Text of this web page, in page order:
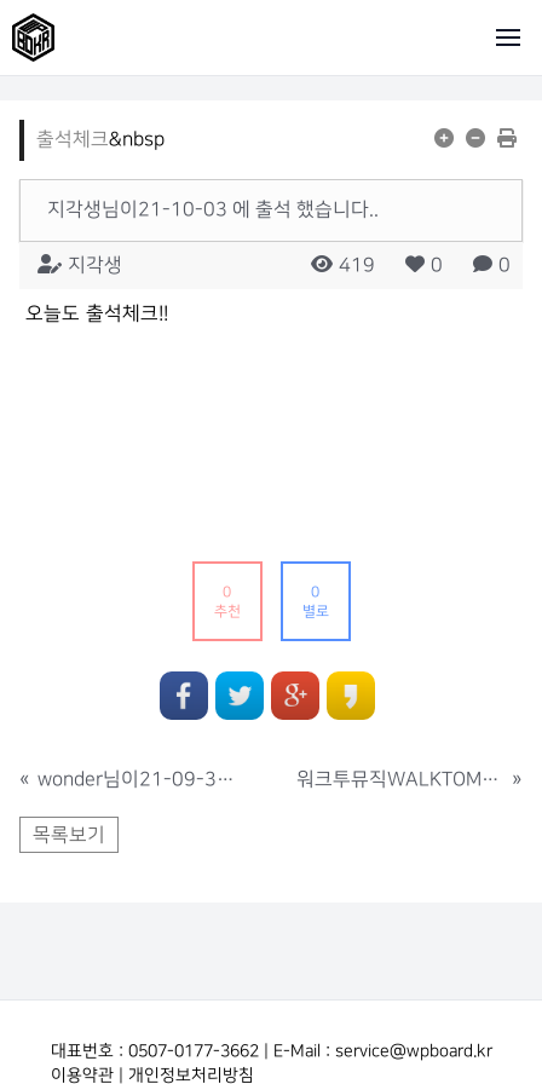
출석체크&nbsp
지각생님이21-10-03 에 출석 했습니다..
지각생 419 0 0
오늘도 출석체크!!
0
추천
0
별로
« wonder님이21-09-30 에 출석 했습니다.. 워크투뮤직WALKTOMUSIC님이21-10-28 에 출석 했습니다.. »
목록보기
대표번호 : 0507-0177-3662 | E-Mail : service@wpboard.kr
이용약관| 개인정보처리방침